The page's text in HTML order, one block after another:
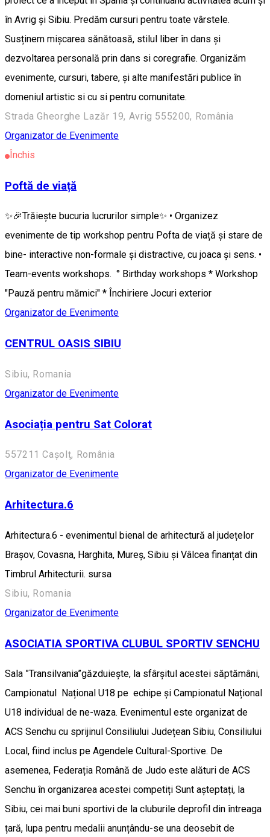
în Avrig și Sibiu. Predăm cursuri pentru toate vârstele.
Susținem mișcarea sănătoasă, stilul liber în dans și
dezvoltarea personală prin dans si coregrafie. Organizăm
evenimente, cursuri, tabere, și alte manifestări publice în
domeniul artistic si cu si pentru comunitate.
Strada Gheorghe Lazăr 19, Avrig 555200, România
Organizator de Evenimente
Închis
Poftă de viață
✨🎉Trăiește bucuria lucrurilor simple✨ • Organizez
evenimente de tip workshop pentru Pofta de viață și stare de
bine- interactive non-formale și distractive, cu joaca și sens. •
Team-events workshops. ° Birthday workshops * Workshop
"Pauză pentru mămici" * Închiriere Jocuri exterior
Organizator de Evenimente
CENTRUL OASIS SIBIU
Sibiu, Romania
Organizator de Evenimente
Asociația pentru Sat Colorat
557211 Cașolț, România
Organizator de Evenimente
Arhitectura.6
Arhitectura.6 - evenimentul bienal de arhitectură al județelor
Brașov, Covasna, Harghita, Mureș, Sibiu și Vâlcea finanțat din
Timbrul Arhitecturii. sursa
Sibiu, Romania
Organizator de Evenimente
ASOCIATIA SPORTIVA CLUBUL SPORTIV SENCHU
Sala ”Transilvania”găzduiește, la sfârșitul acestei săptămâni,
Campionatul Național U18 pe echipe și Campionatul Național
U18 individual de ne-waza. Evenimentul este organizat de
ACS Senchu cu sprijinul Consiliului Județean Sibiu, Consiliului
Local, fiind inclus pe Agendele Cultural-Sportive. De
asemenea, Federația Română de Judo este alături de ACS
Senchu în organizarea acestei competiți Sunt așteptați, la
Sibiu, cei mai buni sportivi de la cluburile deprofil din întreaga
țară, lupa pentru medalii anunțându-se una deosebit de